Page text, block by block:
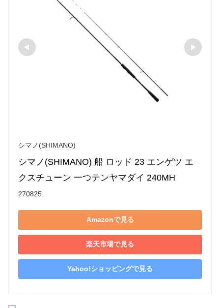
シマノ(SHIMANO)
シマノ(SHIMANO) 船 ロッド 23 エンゲツ エ
クスチューン 一つテンヤマダイ 240MH
270825
Amazonで見る
楽天市場で見る
Yahoo!ショッピングで見る